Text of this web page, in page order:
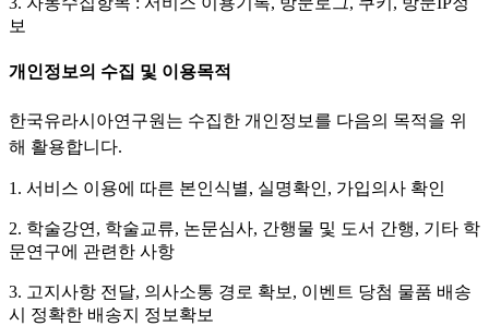
보
개인정보의 수집 및 이용목적
한국유라시아연구원는 수집한 개인정보를 다음의 목적을 위
해 활용합니다.
1. 서비스 이용에 따른 본인식별, 실명확인, 가입의사 확인
2. 학술강연, 학술교류, 논문심사, 간행물 및 도서 간행, 기타 학
문연구에 관련한 사항
3. 고지사항 전달, 의사소통 경로 확보, 이벤트 당첨 물품 배송
시 정확한 배송지 정보확보